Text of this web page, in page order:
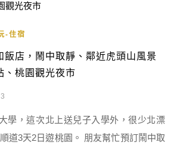
-住宿
飯店，鬧中取靜、鄰近虎頭山風景
、桃園觀光夜市
學，這次北上送兒子入學外，很少北漂
道3天2日遊桃園。 朋友幫忙預訂鬧中取